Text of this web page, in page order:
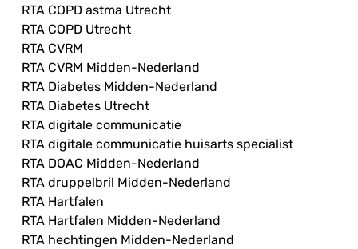
RTA COPD astma Utrecht
RTA COPD Utrecht
RTA CVRM
RTA CVRM Midden-Nederland
RTA Diabetes Midden-Nederland
RTA Diabetes Utrecht
RTA digitale communicatie
RTA digitale communicatie huisarts specialist
RTA DOAC Midden-Nederland
RTA druppelbril Midden-Nederland
RTA Hartfalen
RTA Hartfalen Midden-Nederland
RTA hechtingen Midden-Nederland